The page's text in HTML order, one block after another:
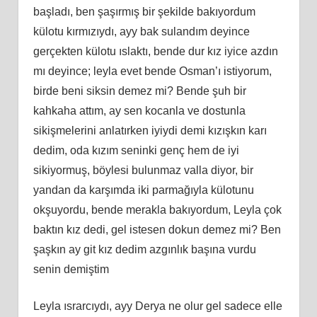
başladı, ben şaşırmış bir şekilde bakıyordum
külotu kırmızıydı, ayy bak sulandım deyince
gerçekten külotu ıslaktı, bende dur kız iyice azdın
mı deyince; leyla evet bende Osman’ı istiyorum,
birde beni siksin demez mi? Bende şuh bir
kahkaha attım, ay sen kocanla ve dostunla
sikişmelerini anlatırken iyiydi demi kızışkın karı
dedim, oda kızım seninki genç hem de iyi
sikiyormuş, böylesi bulunmaz valla diyor, bir
yandan da karşımda iki parmağıyla külotunu
okşuyordu, bende merakla bakıyordum, Leyla çok
baktın kız dedi, gel istesen dokun demez mi? Ben
şaşkın ay git kız dedim azgınlık başına vurdu
senin demiştim
Leyla ısrarcıydı, ayy Derya ne olur gel sadece elle